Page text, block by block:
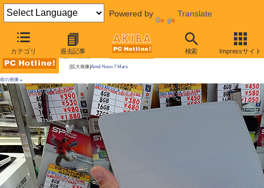
Powered by Translate
カテゴリ 過去記事 検索 Impressサイト
AKIBA PC Hotline!
[拡大画像]Ainol Novo 7 Mars
前の画像←